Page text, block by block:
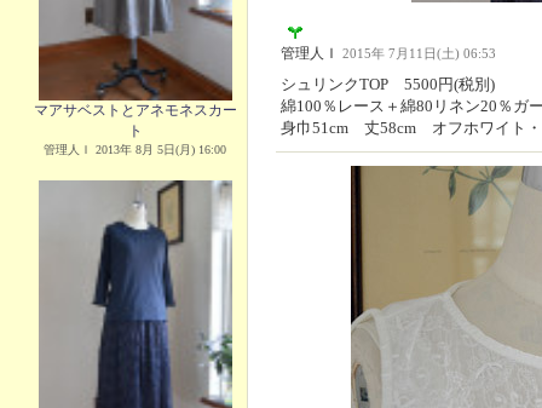
マアサベストとアネモネスカー
ト
管理人Ｉ 2013年 8月 5日(月) 16:00
管理人Ｉ 2015年 7月11日(土) 06:53
シュリンクTOP 5500円(税別)
綿100％レース＋綿80リネン20％ガ
身巾51cm 丈58cm オフホワイト